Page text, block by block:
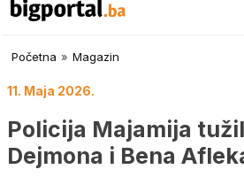
Početna » Magazin
11. Maja 2026.
Policija Majamija
Dejmona i Bena